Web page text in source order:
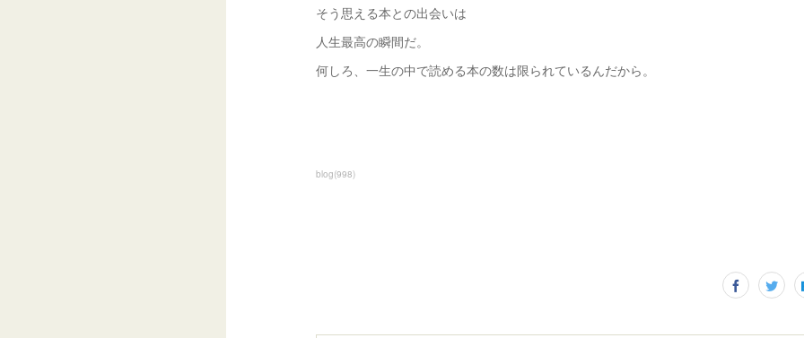
そう思える本との出会いは
人生最高の瞬間だ。
何しろ、一生の中で読める本の数は限られているんだから。
blog(998)